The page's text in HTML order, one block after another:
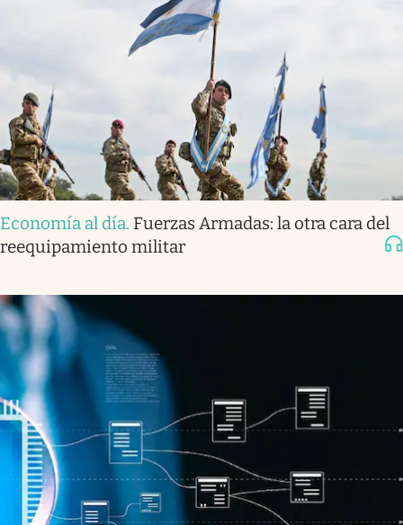
Economía al día. Fuerzas Armadas: la otra cara del
reequipamiento militar